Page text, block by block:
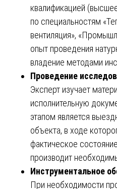
квалификацией
по специальностям
вентиляция»,
опыт проведения
владение методами
Проведение
Эксперт изучает
исполнительную
этапом является
объекта, в ходе
фактическое
производит
Инструментальное
При необходимости